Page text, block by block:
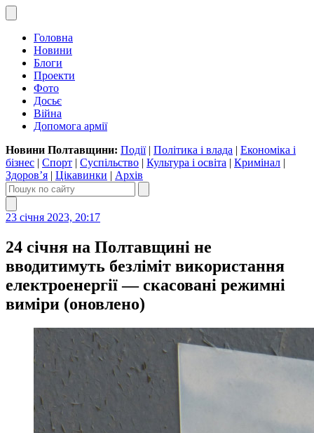
Головна
Новини
Блоги
Проекти
Фото
Досьє
Війна
Допомога армії
Новини Полтавщини: Події| Політика і влада | Економіка і
бізнес | Спорт | Суспільство | Культура і освіта | Кримінал |
Здоров’я | Цікавинки | Архів
23 січня 2023, 20:17
24 січня на Полтавщині не
вводитимуть безліміт використання
електроенергії — скасовані режимні
виміри (оновлено)